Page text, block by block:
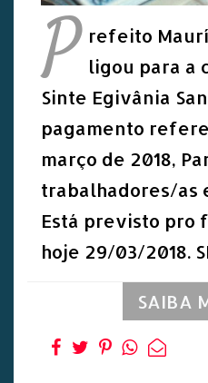
P refeito
ligou para a
Sinte Egivânia
pagamento
março de 2018,
trabalhadores/as
Está previsto pro
hoje 29/03/2018.
SAIBA